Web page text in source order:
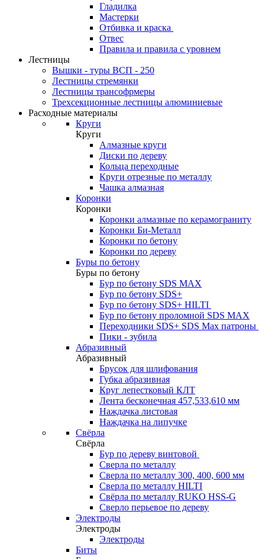
Гладилка
Мастерки
Отбивка и краска
Отвес
Правила и правила с уровнем
Лестницы
Вышки - туры ВСП - 250
Лестницы стремянки
Лестницы трансофрмеры
Трехсекционные лестницы алюминиевые
Расходные материалы
Круги
Круги
Алмазные круги
Диски по дереву
Кольца переходные
Круги отрезные по металлу
Чашка алмазная
Коронки
Коронки
Коронки алмазные по керамограниту
Коронки Би-Металл
Коронки по бетону
Коронки по дереву
Буры по бетону
Буры по бетону
Бур по бетону SDS MAX
Бур по бетону SDS+
Бур по бетону SDS+ HILTI
Бур по бетону проломной SDS MAX
Переходники SDS+ SDS Max патроны
Пики - зубила
Абразивный
Абразивный
Брусок для шлифования
Губка абразивная
Круг лепестковый КЛТ
Лента бесконечная 457,533,610 мм
Наждачка листовая
Наждачка на липучке
Свёрла
Свёрла
Бур по дереву винтовой
Сверла по металлу
Сверла по металлу 300, 400, 600 мм
Сверла по металлу HILTI
Свёрла по металлу RUKO HSS-G
Сверло перьевое по дереву
Электроды
Электроды
Электроды
Биты